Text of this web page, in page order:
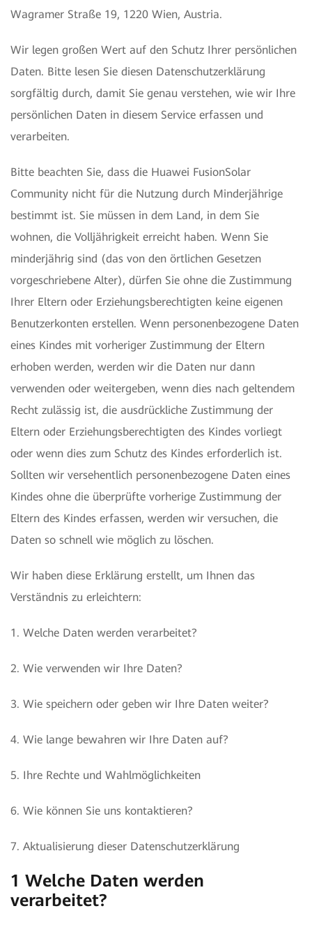
Wagramer Straße 19, 1220 Wien, Austria.
Wir legen großen Wert auf den Schutz Ihrer persönlichen
Daten. Bitte lesen Sie diesen Datenschutzerklärung
sorgfältig durch, damit Sie genau verstehen, wie wir Ihre
persönlichen Daten in diesem Service erfassen und
verarbeiten.
Bitte beachten Sie, dass die Huawei FusionSolar
Community nicht für die Nutzung durch Minderjährige
bestimmt ist. Sie müssen in dem Land, in dem Sie
wohnen, die Volljährigkeit erreicht haben. Wenn Sie
minderjährig sind (das von den örtlichen Gesetzen
vorgeschriebene Alter), dürfen Sie ohne die Zustimmung
Ihrer Eltern oder Erziehungsberechtigten keine eigenen
Benutzerkonten erstellen. Wenn personenbezogene Daten
eines Kindes mit vorheriger Zustimmung der Eltern
erhoben werden, werden wir die Daten nur dann
verwenden oder weitergeben, wenn dies nach geltendem
Recht zulässig ist, die ausdrückliche Zustimmung der
Eltern oder Erziehungsberechtigten des Kindes vorliegt
oder wenn dies zum Schutz des Kindes erforderlich ist.
Sollten wir versehentlich personenbezogene Daten eines
Kindes ohne die überprüfte vorherige Zustimmung der
Eltern des Kindes erfassen, werden wir versuchen, die
Daten so schnell wie möglich zu löschen.
Wir haben diese Erklärung erstellt, um Ihnen das
Verständnis zu erleichtern:
1. Welche Daten werden verarbeitet?
2. Wie verwenden wir Ihre Daten?
3. Wie speichern oder geben wir Ihre Daten weiter?
4. Wie lange bewahren wir Ihre Daten auf?
5. Ihre Rechte und Wahlmöglichkeiten
6. Wie können Sie uns kontaktieren?
7. Aktualisierung dieser Datenschutzerklärung
1 Welche Daten werden
verarbeitet?